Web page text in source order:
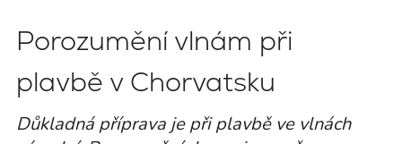
Porozumění vlnám při
plavbě v Chorvatsku
Důkladná příprava je při plavbě ve vlnách